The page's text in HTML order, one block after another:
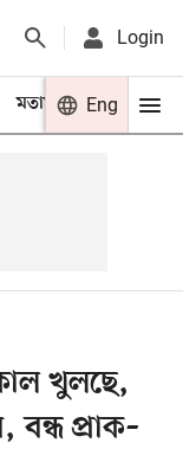
Login
মতামত খেলা
Eng
খুলছে,
বন্ধ প্রাক–